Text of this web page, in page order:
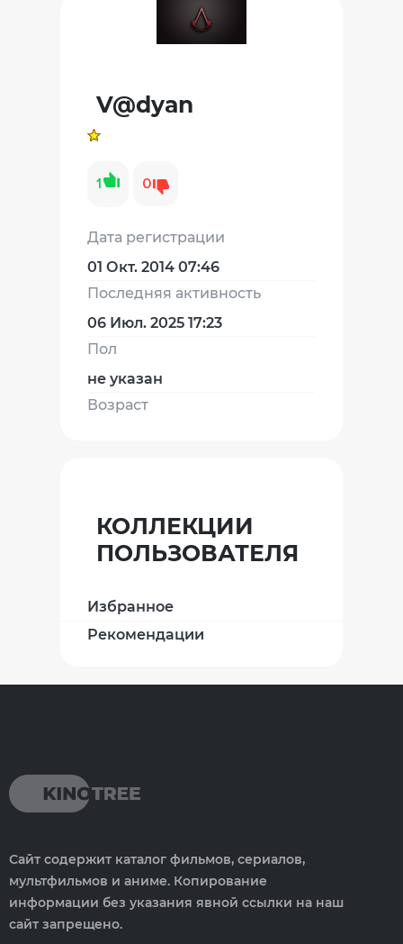
V@dyan
1 0
Дата регистрации
01 Окт. 2014 07:46
Последняя активность
06 Июл. 2025 17:23
Пол
не указан
Возраст
КОЛЛЕКЦИИ
ПОЛЬЗОВАТЕЛЯ
Избранное
Рекомендации
Сайт содержит каталог фильмов, сериалов,
мультфильмов и аниме. Копирование
информации без указания явной ссылки на наш
сайт запрещено.